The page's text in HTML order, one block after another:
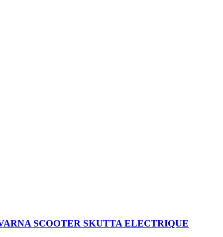
SCOOTER SKUTTA ELECTRIQUE